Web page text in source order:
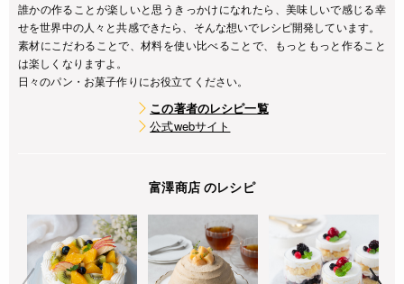
誰かの作ることが楽しいと思うきっかけになれたら、美味しいで感じる幸
せを世界中の人々と共感できたら、そんな想いでレシピ開発しています。
素材にこだわることで、材料を使い比べることで、もっともっと作ること
は楽しくなりますよ。
日々のパン・お菓子作りにお役立てください。
この著者のレシピ一覧
公式webサイト
富澤商店 のレシピ